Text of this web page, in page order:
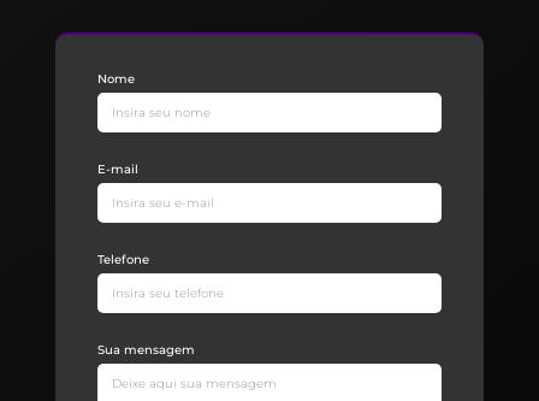
Nome
E-mail
Telefone
Sua mensagem